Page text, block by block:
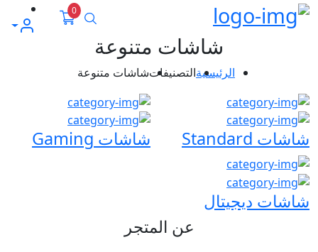
بحث
0
حسابي شاشات متنوعة
الرئيسيةالتصنيفاتشاشات متنوعة
شاشات Standard شاشات Gaming
شاشات ديجيتال
عن المتجر